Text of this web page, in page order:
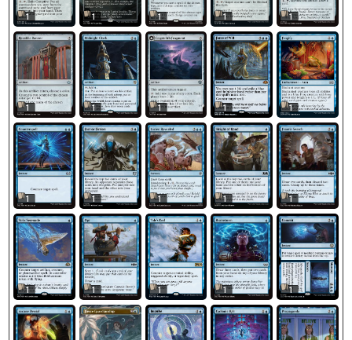
1 1 1 1 1
1 1 1 1 1
1 1 1 1 1
1 1 1 1 1